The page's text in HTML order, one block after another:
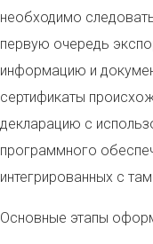
необходимо
первую очередь
информацию и
сертификаты
декларацию с
программного
интегрированных с
Основные этапы